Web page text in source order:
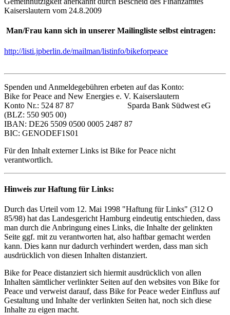
Kaiserslautern vom 24.8.2009
Man/Frau kann sich in unserer Mailingliste selbst eintragen:
http://listi.jpberlin.de/mailman/listinfo/bikeforpeace
Spenden und Anmeldegebühren erbeten auf das Konto:
Bike for Peace and New Energies e. V. Kaiserslautern
Konto Nr.: 524 87 87 Sparda Bank Südwest eG
(BLZ: 550 905 00)
IBAN: DE26 5509 0500 0005 2487 87
BIC: GENODEF1S01
Für den Inhalt externer Links ist Bike for Peace nicht
verantwortlich.
Hinweis zur Haftung für Links:
Durch das Urteil vom 12. Mai 1998 "Haftung für Links" (312 O
85/98) hat das Landesgericht Hamburg eindeutig entschieden, dass
man durch die Anbringung eines Links, die Inhalte der gelinkten
Seite ggf. mit zu verantworten hat, also haftbar gemacht werden
kann. Dies kann nur dadurch verhindert werden, dass man sich
ausdrücklich von diesen Inhalten distanziert.
Bike for Peace distanziert sich hiermit ausdrücklich von allen
Inhalten sämtlicher verlinkter Seiten auf den websites von Bike for
Peace und verweist darauf, dass Bike for Peace weder Einfluss auf
Gestaltung und Inhalte der verlinkten Seiten hat, noch sich diese
Inhalte zu eigen macht.